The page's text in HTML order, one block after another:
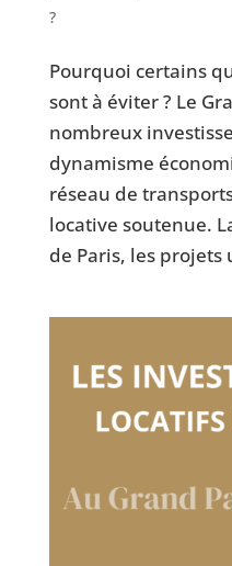
?
Pourquoi certains
sont à éviter ? Le
nombreux
dynamisme
réseau de
locative soutenue.
de Paris, les projets